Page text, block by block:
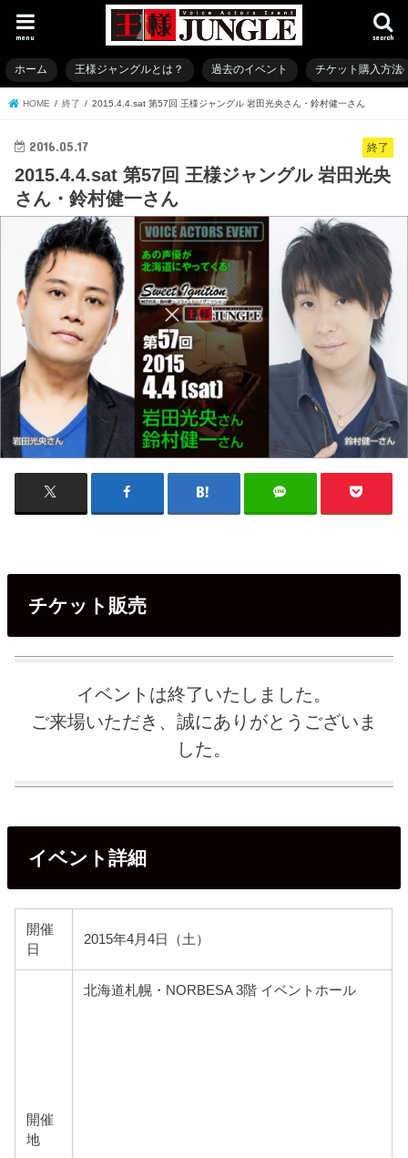
search
menu
ホーム 王様ジャングルとは？ 過去のイベント チケット購入方法
HOME 終了 2015.4.4.sat 第57回 王様ジャングル 岩田光央さん・鈴村健一さん
終了
2016.05.17
2015.4.4.sat 第57回 王様ジャングル 岩田光央
さん・鈴村健一さん
チケット販売
イベントは終了いたしました。
ご来場いただき、誠にありがとうございま
した。
イベント詳細
開催
日
2015年4月4日（土）
開催
地
北海道札幌・NORBESA 3階 イベントホール